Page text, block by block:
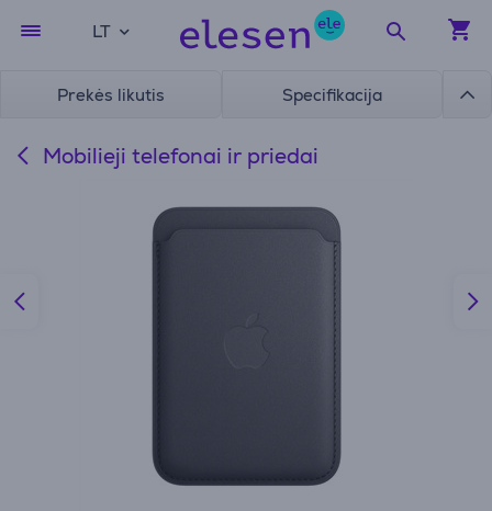
LT
Prekės likutis Specifikacija
Mobilieji telefonai ir priedai